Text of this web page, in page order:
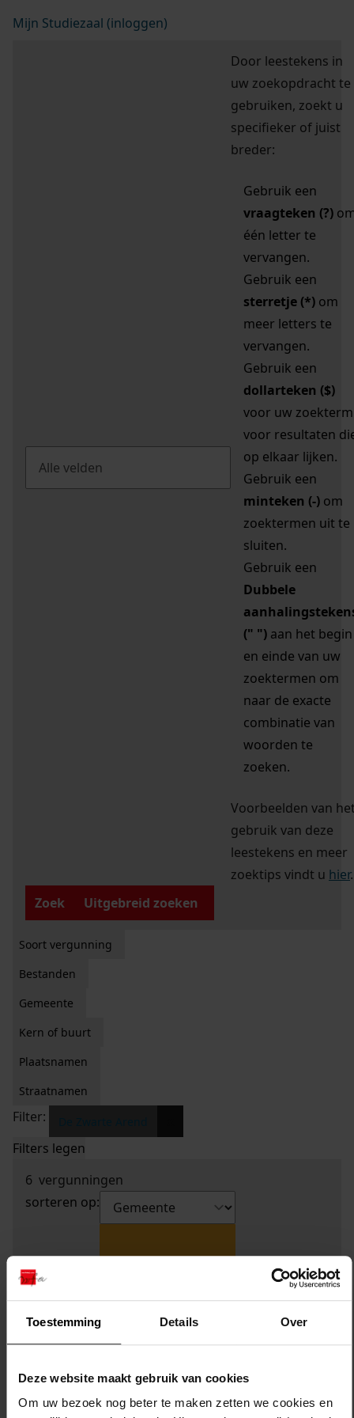
Toestemming Details Over
Deze website maakt gebruik van cookies
Om uw bezoek nog beter te maken zetten we cookies en
Mijn Studiezaal (inloggen)
Door leestekens in
uw zoekopdracht te
gebruiken, zoekt u
specifieker of juist
breder:
Gebruik een
vraagteken (?)
één letter te
vervangen.
Gebruik een
sterretje (*) om
meer letters te
vervangen.
Gebruik een
dollarteken ($)
voor uw zoekterm
voor resultaten
op elkaar lijken.
Gebruik een
minteken (-) om
zoektermen uit te
sluiten.
Gebruik een
Dubbele
(" ") aan het begin
en einde van uw
zoektermen om
naar de exacte
combinatie van
woorden te
zoeken.
Voorbeelden van
gebruik van deze
leestekens en meer
zoektips vindt u hier.
Zoek
Uitgebreid zoeken
Soort vergunning
Bestanden
Gemeente
Kern of buurt
Plaatsnamen
Straatnamen
Filter:
Filters legen
6 vergunningen
sorteren op: